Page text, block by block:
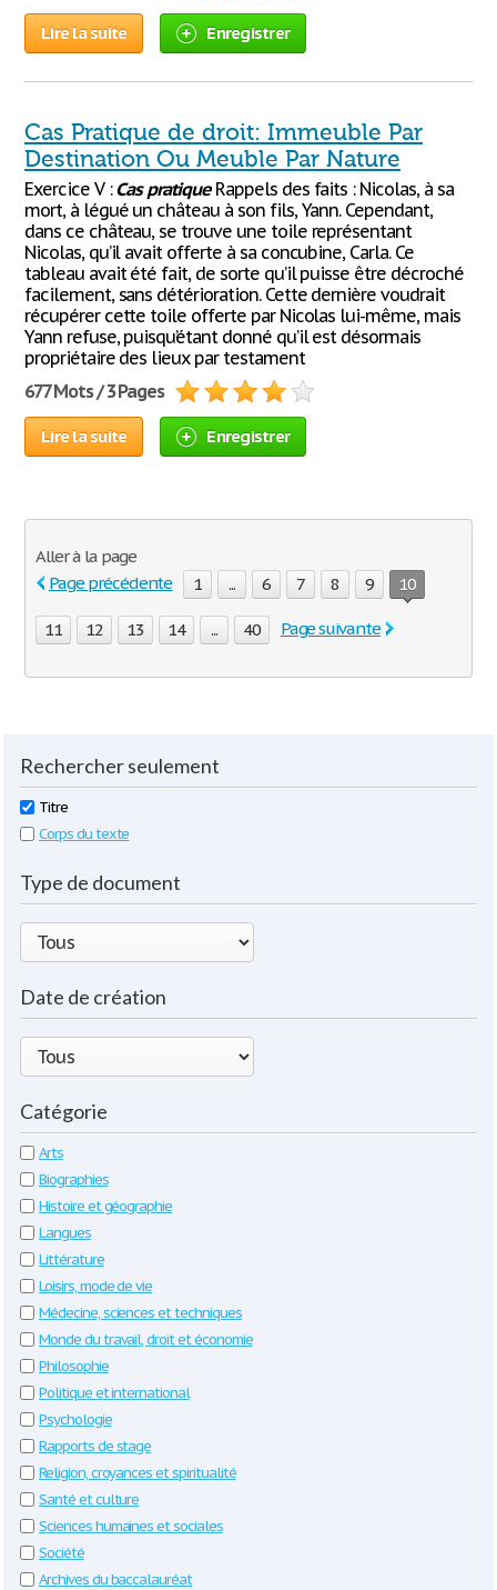
Lire la suite Enregistrer
Cas Pratique de droit: Immeuble Par
Destination Ou Meuble Par Nature
Exercice V :Cas pratiqueRappels des faits : Nicolas, à sa
mort, à légué un château à son fils, Yann. Cependant,
dans ce château, se trouve une toile représentant
Nicolas, qu’il avait offerte à sa concubine, Carla. Ce
tableau avait été fait, de sorte qu’il puisse être décroché
facilement, sans détérioration. Cette dernière voudrait
récupérer cette toile offerte par Nicolas lui-même, mais
Yann refuse, puisqu’étant donné qu’il est désormais
propriétaire des lieux par testament
677 Mots / 3 Pages
Lire la suite Enregistrer
Aller à la page
Page précédente
1 ... 6 7 8 9 10
11 12 13 14 ... 40 Page suivante
Rechercher seulement
Titre
Corps du texte
Type de document
Date de création
Catégorie
Arts
Biographies
Histoire et géographie
Langues
Littérature
Loisirs, mode de vie
Médecine, sciences et techniques
Monde du travail, droit et économie
Philosophie
Politique et international
Psychologie
Rapports de stage
Religion, croyances et spiritualité
Santé et culture
Sciences humaines et sociales
Société
Archives du baccalauréat